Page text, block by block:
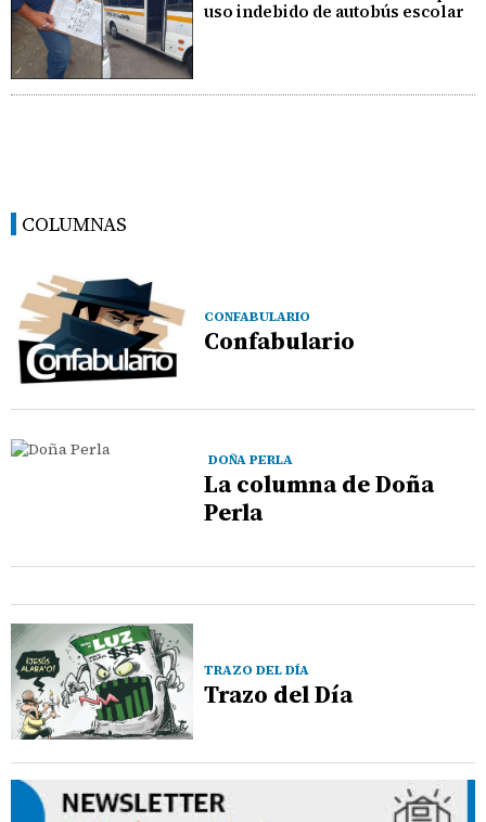
uso indebido de autobús escolar
COLUMNAS
CONFABULARIO
Confabulario
DOÑA PERLA
La columna de Doña
Perla
TRAZO DEL DÍA
Trazo del Día